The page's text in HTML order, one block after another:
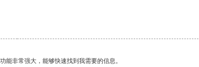
非常强大，能够快速找到我需要的信息。